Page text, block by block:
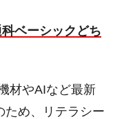
ベーシックどち
材やAIなど最新
ため、リテラシー